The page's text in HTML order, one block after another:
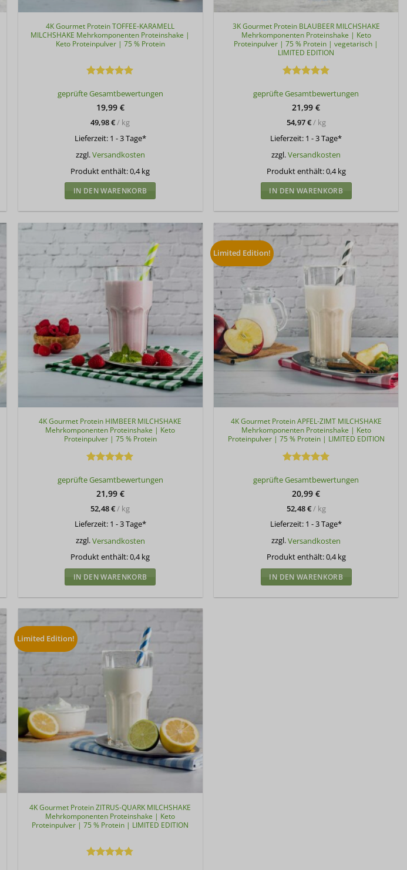
4K Gourmet Protein TOFFEE-KARAMELL
MILCHSHAKE Mehrkomponenten Proteinshake |
Keto Proteinpulver | 75 % Protein
mit5von
geprüfte Gesamtbewertungen
19,99 €
49,98€/ kg
Lieferzeit: 1 - 3 Tage*
zzgl.Versandkosten
Produkt enthält: 0,4kg
IN DEN WARENKORB
3K Gourmet Protein BLAUBEER MILCHSHAKE
Mehrkomponenten Proteinshake | Keto
Proteinpulver | 75 % Protein | vegetarisch |
LIMITED EDITION
mit5von
geprüfte Gesamtbewertungen
21,99€
54,97€/ kg
Lieferzeit: 1 - 3 Tage*
zzgl.Versandkosten
Produkt enthält: 0,4kg
IN DEN WARENKORB
4K Gourmet Protein HIMBEER MILCHSHAKE
Mehrkomponenten Proteinshake | Keto
Proteinpulver | 75 % Protein
mit5von
geprüfte Gesamtbewertungen
21,99 €
52,48€/ kg
Lieferzeit: 1 - 3 Tage*
zzgl.Versandkosten
Produkt enthält: 0,4kg
IN DEN WARENKORB
Limited Edition!
4K Gourmet Protein APFEL-ZIMT MILCHSHAKE
Mehrkomponenten Proteinshake | Keto
Proteinpulver | 75 % Protein | LIMITED EDITION
mit5von
geprüfte Gesamtbewertungen
20,99€
52,48€/ kg
Lieferzeit: 1 - 3 Tage*
zzgl.Versandkosten
Produkt enthält: 0,4kg
IN DEN WARENKORB
Limited Edition!
4K Gourmet Protein ZITRUS-QUARK MILCHSHAKE
Mehrkomponenten Proteinshake | Keto
Proteinpulver | 75 % Protein | LIMITED EDITION